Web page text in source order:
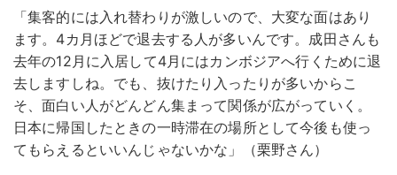
「集客的には入れ替わりが激しいので、大変な面はあり
ます。4カ月ほどで退去する人が多いんです。成田さんも
去年の12月に入居して4月にはカンボジアへ行くために退
去しますしね。でも、抜けたり入ったりが多いからこ
そ、面白い人がどんどん集まって関係が広がっていく。
日本に帰国したときの一時滞在の場所として今後も使っ
てもらえるといいんじゃないかな」（栗野さん）